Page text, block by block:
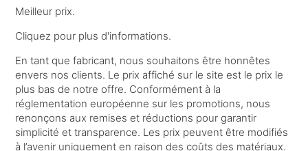
Meilleur prix.
Cliquez pour plus d'informations.
En tant que fabricant, nous souhaitons être honnêtes
envers nos clients. Le prix affiché sur le site est le prix le
plus bas de notre offre. Conformément à la
réglementation européenne sur les promotions, nous
renonçons aux remises et réductions pour garantir
simplicité et transparence. Les prix peuvent être modifiés
à l’avenir uniquement en raison des coûts des matériaux.